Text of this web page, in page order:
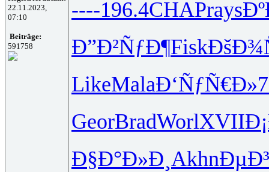
22.11.2023,
07:10
Beiträge:
591758
----196.4CHAPrays
Ð”Ð²ÑƒÐ¶Fisk
LikeMalaÐ‘ÑƒÑ€Ð»
GeorBradWorlXVII
Ð§Ð°Ð»Ð¸ Akhn